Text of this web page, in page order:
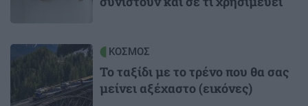
Image ΚΟΣΜΟΣ
Το ταξίδι με το τρένο που θα σας
μείνει αξέχαστο (εικόνες)